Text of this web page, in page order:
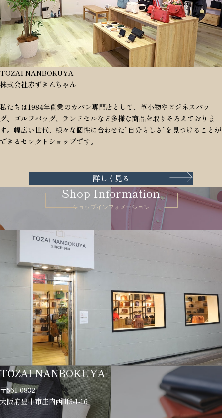
TOZAI NANBOKUYA
株式会社赤ずきんちゃん
私たちは1984年創業のカバン専門店として、革小物やビジネスバッ
グ、ゴルフバッグ、ランドセルなど多様な商品を取りそろえておりま
す。幅広い世代、様々な個性に合わせた“自分らしさ”を見つけることが
できるセレクトショップです。
詳しく見る
Shop Information
ショップインフォメーション
TOZAI NANBOKUYA
〒561-0832
大阪府豊中市庄内西町3-1-16